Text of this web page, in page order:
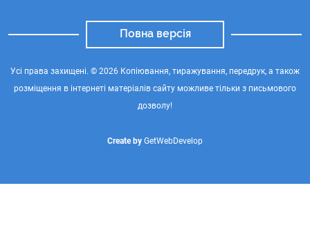
Повна версія
Усі права захищені. © 2026 Копіювання, тиражування, передрук, а також
розміщення в інтернеті матеріалів сайту можливе тільки з письмового
дозволу!
Create by GetWebDevelop